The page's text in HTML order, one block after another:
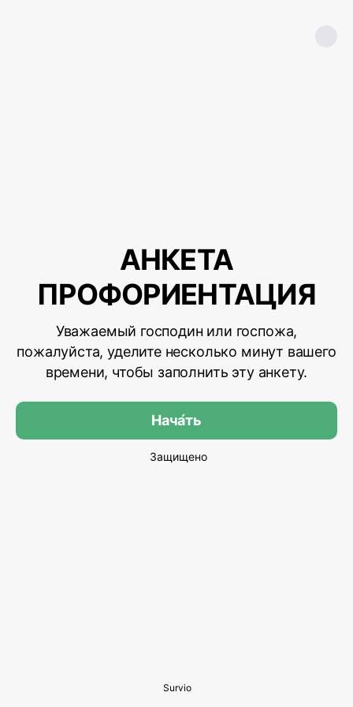
АНКЕТА
ПРОФОРИЕНТАЦИЯ
Уважаемый господин или госпожа,
пожалуйста, уделите несколько минут вашего
времени, чтобы заполнить эту анкету.
Нача́ть
Защищено
Survio